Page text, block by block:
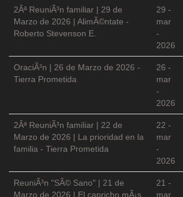
2Âª ReuniÃ³n familiar | 29 de
Marzo de 2026 | AlimÃ©ntate -
Roberto Stevenson E.
29 -
mar
-
2026
OraciÃ³n | 26 de Marzo de 2026 -
Tierra Prometida
26 -
mar
-
2026
2Âª ReuniÃ³n familiar | 22 de
Marzo de 2026 | La prioridad en la
familia - Tierra Prometida
22 -
mar
-
2026
ReuniÃ³n "SÃ© Sano" | 21 de
Marzo de 2026 | El capricho mÃ¡s
21 -
mar